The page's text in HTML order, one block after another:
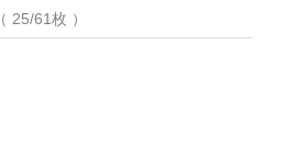
（ 25/61枚 ）